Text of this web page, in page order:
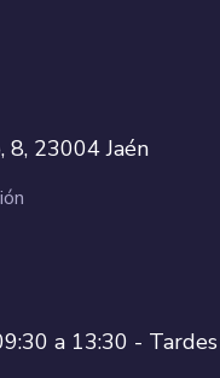
8, 23004 Jaén
a 13:30 - Tardes